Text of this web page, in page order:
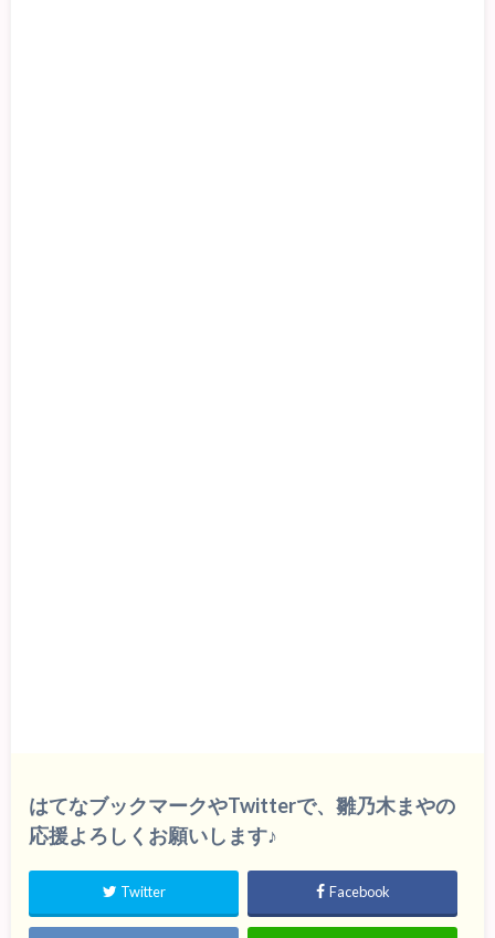
はてなブックマークやTwitterで、雛乃木まやの
応援よろしくお願いします♪
Twitter Facebook